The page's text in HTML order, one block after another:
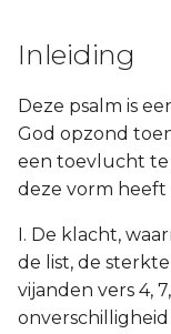
2 Timótheüs
Titus
Filémon
Hebreeën
Jakobus
1 Petrus
Inleiding
Deze psalm is
God opzond
een toevlucht te
deze vorm heeft
I. De klacht,
de list, de
vijanden vers 4,
onverschilligheid